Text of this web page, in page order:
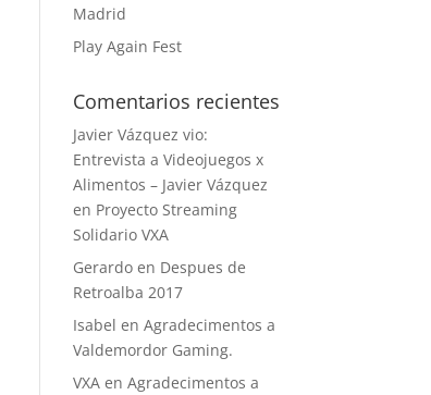
Madrid
Play Again Fest
Comentarios recientes
Javier Vázquez vio:
Entrevista a Videojuegos x
Alimentos – Javier Vázquez
en Proyecto Streaming
Solidario VXA
Gerardo en Despues de
Retroalba 2017
Isabel enAgradecimentos a
Valdemordor Gaming.
VXA enAgradecimentos a